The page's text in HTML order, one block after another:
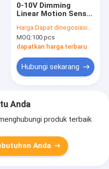
0-10V Dimming
Linear Motion Sensor
Utara MC087V RC
dengan fungsi on/off
Harga:Dapat dinegosiasikan
MOQ:100 pcs
dapatkan harga terbaru
Hubungi sekarang
Anda
produk terbaik
Anda